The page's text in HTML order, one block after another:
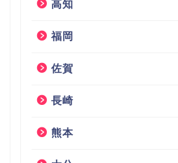
高知
福岡
佐賀
長崎
熊本